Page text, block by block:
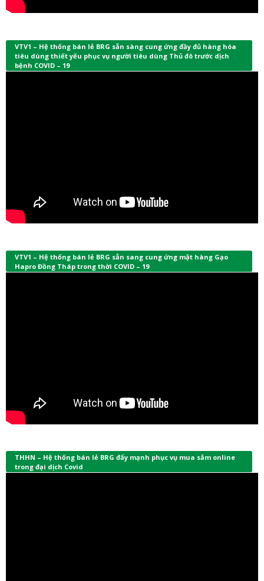
VTV1 – Hệ thống bán lẻ BRG sẵn sàng cung ứng đầy đủ hàng hóa
tiêu dùng thiết yếu phục vụ người tiêu dùng Thủ đô trước dịch
bệnh COVID – 19
VTV1 – Hệ thống bán lẻ BRG sẵn sang cung ứng mặt hàng Gạo
Hapro Đồng Tháp trong thời COVID – 19
THHN – Hệ thống bán lẻ BRG đẩy mạnh phục vụ mua sắm online
trong đại dịch Covid